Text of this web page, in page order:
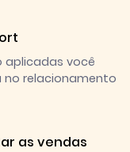
aplicadas você
no relacionamento
as vendas